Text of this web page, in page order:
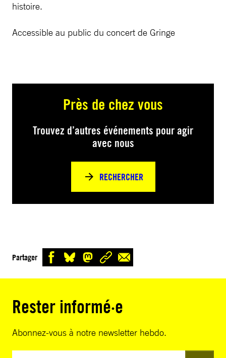
histoire.
Accessible au public du concert de Gringe
Près de chez vous
Trouvez d’autres événements pour agir
avec nous
RECHERCHER
Partager
Rester informé·e
Abonnez-vous à notre newsletter hebdo.